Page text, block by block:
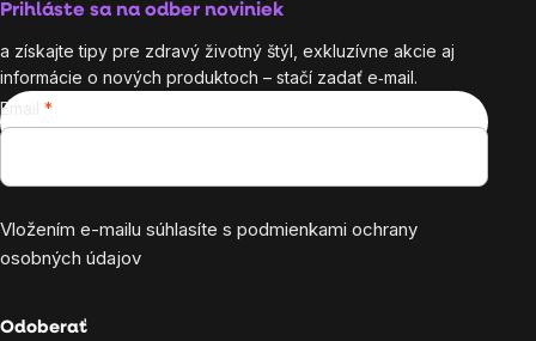
Prihláste sa na odber noviniek
a získajte tipy pre zdravý životný štýl, exkluzívne akcie aj
informácie o nových produktoch – stačí zadať e‑mail.
Email
Vložením e-mailu súhlasíte s podmienkami ochrany
osobných údajov
Odoberať